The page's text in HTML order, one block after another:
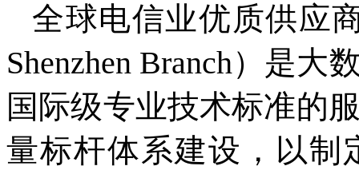
全球电信业优质供应
Shenzhen Branch）是大
国际级专业技术标准的
量标杆体系建设，以制